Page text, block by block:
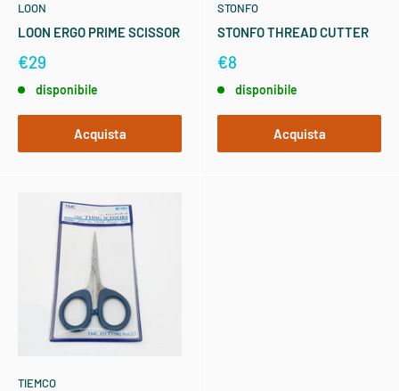
LOON
LOON ERGO PRIME SCISSOR
€29
disponibile
Acquista
STONFO
STONFO THREAD CUTTER
€8
disponibile
Acquista
TIEMCO